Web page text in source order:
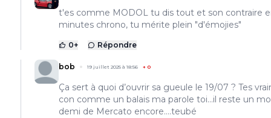
t'es comme MODOL tu dis tout et son contraire
minutes chrono, tu mérite plein "d'émojies"
0+ Répondre
bob 19 juillet 2025 à 18:56 + 0
Ça sert à quoi d’ouvrir sa gueule le 19/07 ? Tes
con comme un balais ma parole toi…il reste un
demi de Mercato encore….teubé